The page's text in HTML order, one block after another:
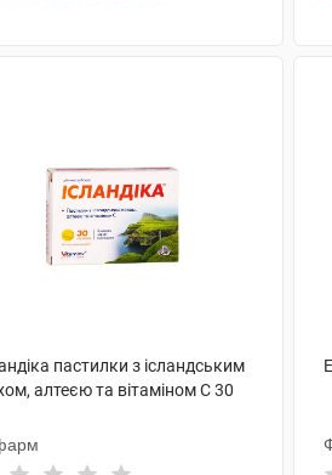
пастилки з ісландським
алтеєю та вітаміном С 30